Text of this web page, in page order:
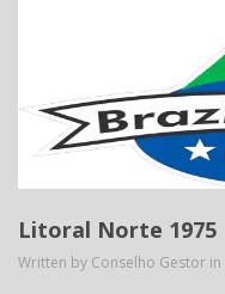
Litoral Norte 1975
Written by Conselho Gestor in